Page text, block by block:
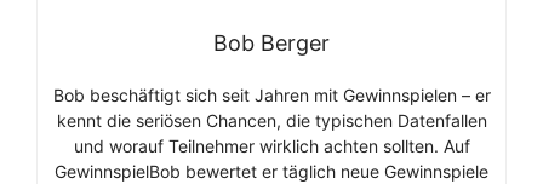
Bob Berger
Bob beschäftigt sich seit Jahren mit Gewinnspielen – er
kennt die seriösen Chancen, die typischen Datenfallen
und worauf Teilnehmer wirklich achten sollten. Auf
GewinnspielBob bewertet er täglich neue Gewinnspiele